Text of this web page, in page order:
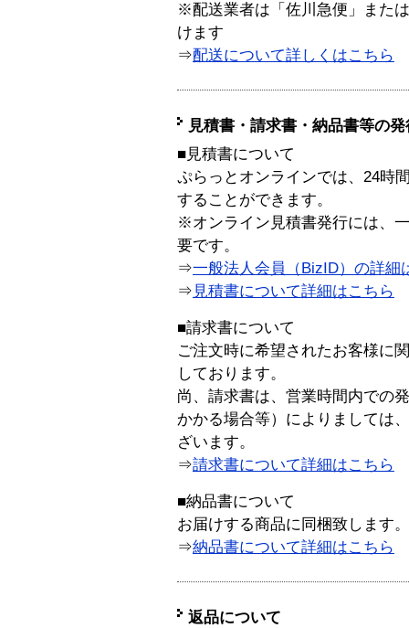
※配送業者は「佐川急便」また
けます
⇒配送について詳しくはこちら
見積書・請求書・納品書等の
■見積書について
ぷらっとオンラインでは、24時
することができます。
※オンライン見積書発行には、
要です。
⇒一般法人会員（BizID）の詳細
⇒ 見積書について詳細はこちら
■請求書について
ご注文時に希望されたお客様に
しております。
尚、請求書は、営業時間内での
かかる場合等）によりましては
ざいます。
⇒請求書について詳細はこちら
■納品書について
お届けする商品に同梱致します。
⇒納品書について詳細はこちら
返品について